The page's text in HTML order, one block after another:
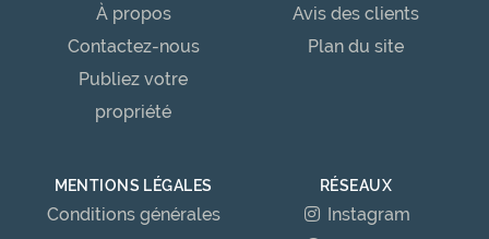
À propos
Contactez-nous
Publiez votre
propriété
Avis des clients
Plan du site
MENTIONS LÉGALES
Conditions générales
RÉSEAUX
Instagram